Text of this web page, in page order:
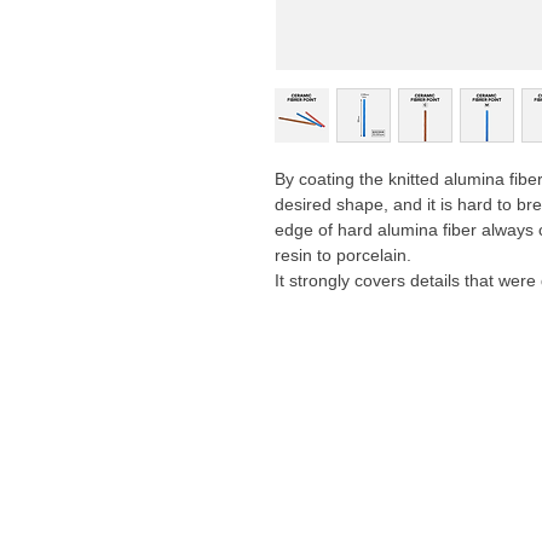
By coating the knitted alumina
desired shape, and it is hard to
edge of hard alumina fiber
resin to porcelain.
It strongly covers details that